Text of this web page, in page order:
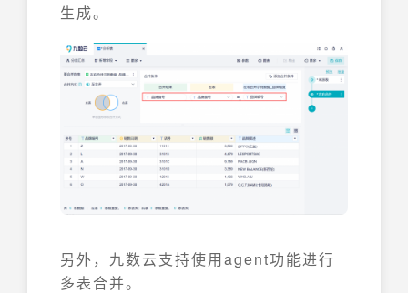
生成。
另外，九数云支持使用agent功能进行
多表合并。